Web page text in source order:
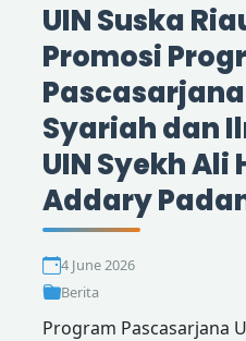
UIN Suska
Promosi
Syariah dan
UIN Syekh
Addary
4 June 2026
Berita
Program Pascasarjana